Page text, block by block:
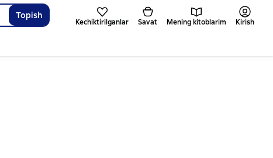
Topish
Kechiktirilganlar Savat Mening kitoblarim Kirish